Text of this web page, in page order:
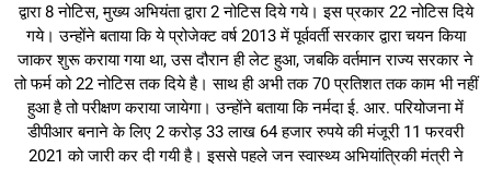
द्वारा 8 नोटिस, मुख्य अभियंता द्वारा 2 नोटिस दिये गये। इस प्रकार 22 नोटिस दिये
गये। उन्होंने बताया कि ये प्रोजेक्ट वर्ष 2013 में पूर्ववर्ती सरकार द्वारा चयन किया
जाकर शुरू कराया गया था, उस दौरान ही लेट हुआ, जबकि वर्तमान राज्य सरकार ने
तो फर्म को 22 नोटिस तक दिये है। साथ ही अभी तक 70 प्रतिशत तक काम भी नहीं
हुआ है तो परीक्षण कराया जायेगा। उन्होंने बताया कि नर्मदा ई. आर. परियोजना में
डीपीआर बनाने के लिए 2 करोड़ 33 लाख 64 हजार रुपये की मंजूरी 11 फरवरी
2021 को जारी कर दी गयी है। इससे पहले जन स्वास्थ्य अभियांत्रिकी मंत्री ने